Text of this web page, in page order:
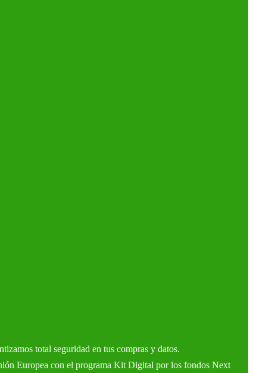
total seguridad en tus compras y datos.
Europea con el programa Kit Digital por los fondos Next